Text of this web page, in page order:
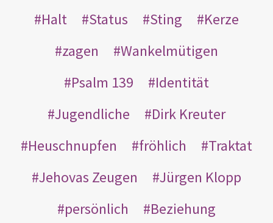
Halt
Status Sting
Kerze
zagen
Wankelmütigen
Psalm 139
Identität
Jugendliche
Dirk Kreuter
Heuschnupfen
fröhlich
Traktat
Jehovas Zeugen
Jürgen Klopp
persönlich
Beziehung